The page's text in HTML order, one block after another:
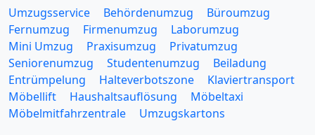
Umzugsservice Behördenumzug
Büroumzug
Fernumzug
Firmenumzug
Laborumzug
Mini Umzug
Praxisumzug
Privatumzug
Seniorenumzug
Studentenumzug
Beiladung
Entrümpelung
Halteverbotszone
Klaviertransport
Möbellift
Haushaltsauflösung
Möbeltaxi
Möbelmitfahrzentrale
Umzugskartons